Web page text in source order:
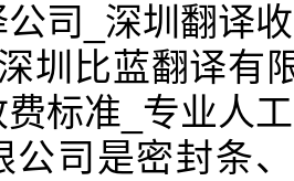
司_深圳翻译
圳比蓝翻译有
标准_专业人
公司是密封条